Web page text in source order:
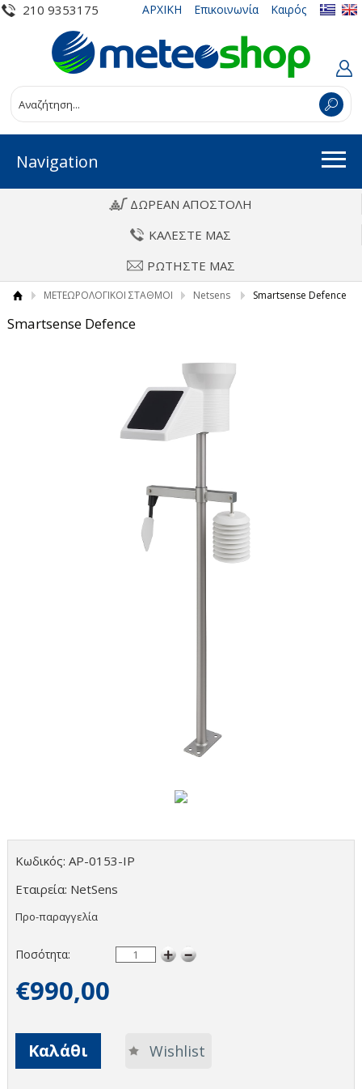
210 9353175 ΑΡΧΙΚΗ Επικοινωνία Καιρός
Navigation
ΔΩΡΕΑΝ ΑΠΟΣΤΟΛΗ
ΚΑΛΕΣΤΕ ΜΑΣ
ΡΩΤΗΣΤΕ ΜΑΣ
ΜΕΤΕΩΡΟΛΟΓΙΚΟΙ ΣΤΑΘΜΟΙ Netsens Smartsense Defence
Smartsense Defence
Κωδικός: AP-0153-IP
Εταιρεία: NetSens
Προ-παραγγελία
Ποσότητα:
€990,00
Καλάθι Wishlist